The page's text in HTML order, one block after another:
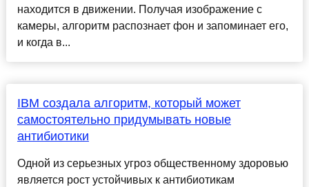
находится в движении. Получая изображение с
камеры, алгоритм распознает фон и запоминает его,
и когда в...
IBM создала алгоритм, который может
самостоятельно придумывать новые
антибиотики
Одной из серьезных угроз общественному здоровью
является рост устойчивых к антибиотикам